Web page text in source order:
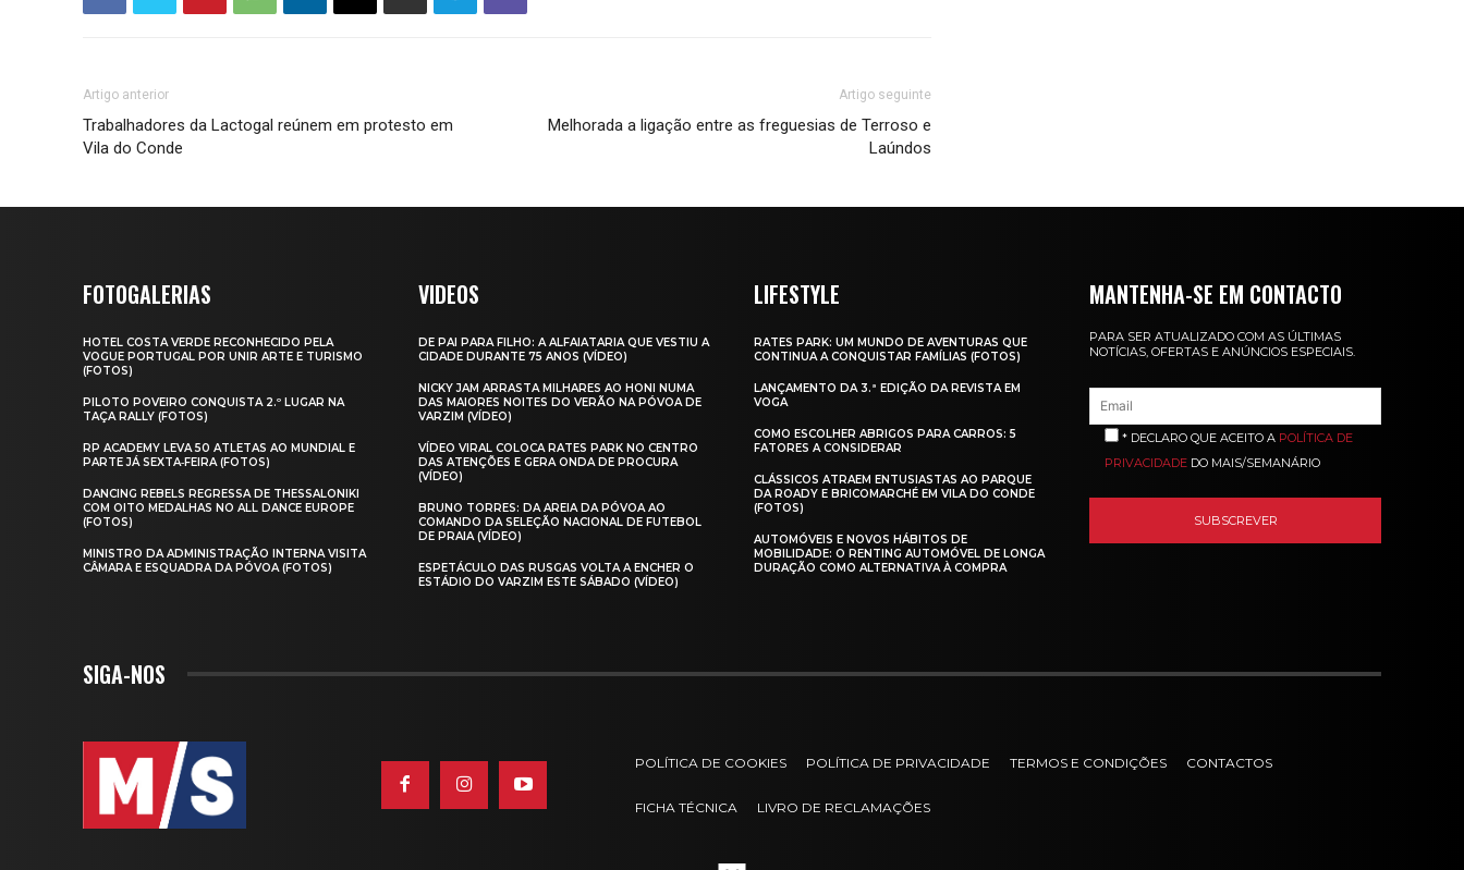
Artigo anterior
Trabalhadores da Lactogal reúnem em protesto em
Vila do Conde
Artigo seguinte
Melhorada a ligação entre as freguesias de Terroso e
Laúndos
FOTOGALERIAS
HOTEL COSTA VERDE RECONHECIDO PELA
VOGUE PORTUGAL POR UNIR ARTE E TURISMO
(FOTOS)
PILOTO POVEIRO CONQUISTA 2.º LUGAR NA
TAÇA RALLY (FOTOS)
RP ACADEMY LEVA 50 ATLETAS AO MUNDIAL E
PARTE JÁ SEXTA‑FEIRA (FOTOS)
DANCING REBELS REGRESSA DE THESSALONIKI
COM OITO MEDALHAS NO ALL DANCE EUROPE
(FOTOS)
MINISTRO DA ADMINISTRAÇÃO INTERNA VISITA
CÂMARA E ESQUADRA DA PÓVOA (FOTOS)
VIDEOS
DE PAI PARA FILHO: A ALFAIATARIA QUE VESTIU A
CIDADE DURANTE 75 ANOS (VÍDEO)
NICKY JAM ARRASTA MILHARES AO HONI NUMA
DAS MAIORES NOITES DO VERÃO NA PÓVOA DE
VARZIM (VÍDEO)
VÍDEO VIRAL COLOCA RATES PARK NO CENTRO
DAS ATENÇÕES E GERA ONDA DE PROCURA
(VÍDEO)
BRUNO TORRES: DA AREIA DA PÓVOA AO
COMANDO DA SELEÇÃO NACIONAL DE FUTEBOL
DE PRAIA (VÍDEO)
ESPETÁCULO DAS RUSGAS VOLTA A ENCHER O
ESTÁDIO DO VARZIM ESTE SÁBADO (VÍDEO)
LIFESTYLE
RATES PARK: UM MUNDO DE AVENTURAS QUE
CONTINUA A CONQUISTAR FAMÍLIAS (FOTOS)
LANÇAMENTO DA 3.ª EDIÇÃO DA REVISTA EM
VOGA
COMO ESCOLHER ABRIGOS PARA CARROS: 5
FATORES A CONSIDERAR
CLÁSSICOS ATRAEM ENTUSIASTAS AO PARQUE
DA ROADY E BRICOMARCHÉ EM VILA DO CONDE
(FOTOS)
AUTOMÓVEIS E NOVOS HÁBITOS DE
MOBILIDADE: O RENTING AUTOMÓVEL DE LONGA
DURAÇÃO COMO ALTERNATIVA À COMPRA
MANTENHA-SE EM CONTACTO
PARA SER ATUALIZADO COM AS ÚLTIMAS
NOTÍCIAS, OFERTAS E ANÚNCIOS ESPECIAIS.
* DECLARO QUE ACEITO A POLÍTICA DE
PRIVACIDADE DO MAIS/SEMANÁRIO
SIGA-NOS
POLÍTICA DE COOKIES POLÍTICA DE PRIVACIDADE TERMOS E CONDIÇÕES CONTACTOS
FICHA TÉCNICA LIVRO DE RECLAMAÇÕES